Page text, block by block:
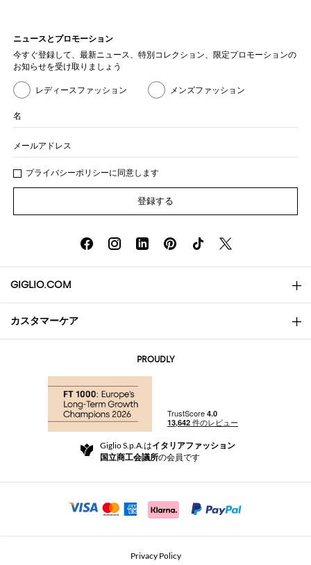
ニュースとプロモーション
今すぐ登録して、最新ニュース、特別コレクション、限定プロモーションの
お知らせを受け取りましょう
レディースファッション メンズファッション
名
メールアドレス
プライバシーポリシーに同意します
登録する
GIGLIO.COM
会社概要
Community Store
Beauty Seekers VIP Club
カスタマーケア
返品と返金
For a safe shopping experience
Security Communication
PROUDLY
Giglio S.p.A.はイタリアファッション
国立商工会議所の会員です
Privacy Policy